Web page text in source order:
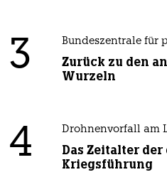
3 Bundeszentrale für
Zurück zu den
Wurzeln
4 Drohnenvorfall am
Das Zeitalter
Kriegsführung